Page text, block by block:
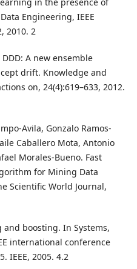
Engineering, IEEE
2010. 2
A new ensemble
drift. Knowledge and
on, 24(4):619–633, 2012.
Avila, Gonzalo Ramos-
Caballero Mota, Antonio
Morales-Bueno. Fast
for Mining Data
Scientific World Journal,
boosting. In Systems,
international conference
IEEE, 2005. 4.2